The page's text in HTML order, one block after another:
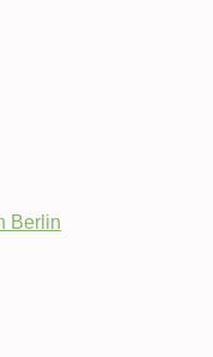
Berlin